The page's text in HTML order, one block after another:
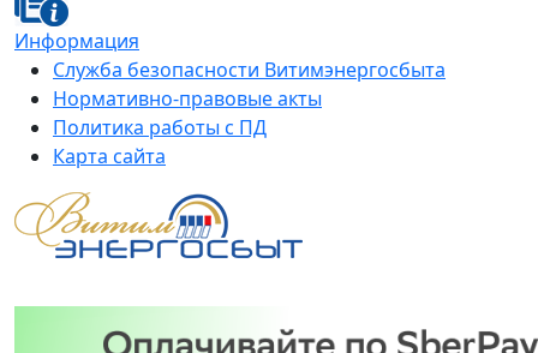
Информация
Служба безопасности Витимэнергосбыта
Нормативно-правовые акты
Политика работы с ПД
Карта сайта